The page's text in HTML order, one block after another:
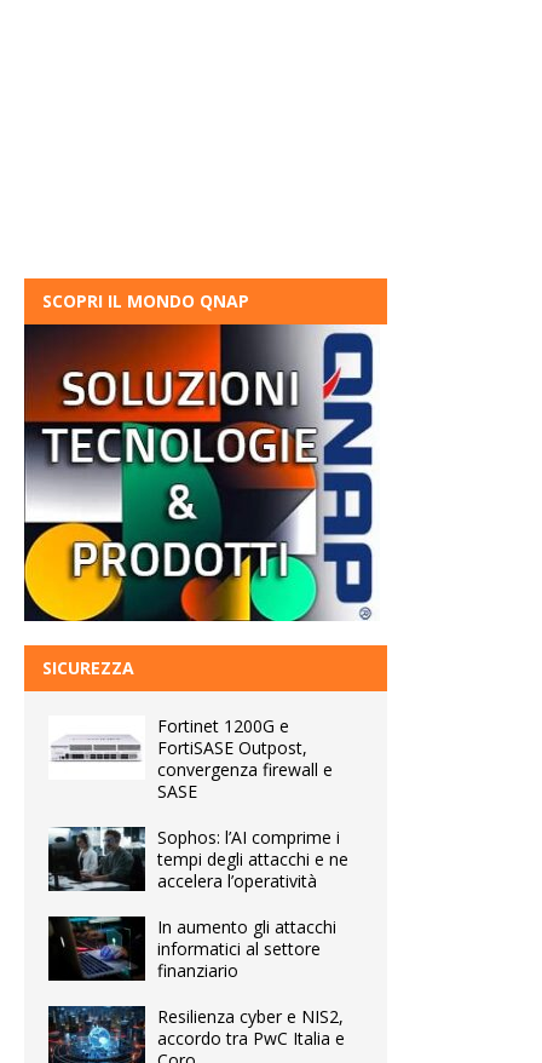
SCOPRI IL MONDO QNAP
SICUREZZA
Fortinet 1200G e
FortiSASE Outpost,
convergenza firewall e
SASE
Sophos: l’AI comprime i
tempi degli attacchi e ne
accelera l’operatività
In aumento gli attacchi
informatici al settore
finanziario
Resilienza cyber e NIS2,
accordo tra PwC Italia e